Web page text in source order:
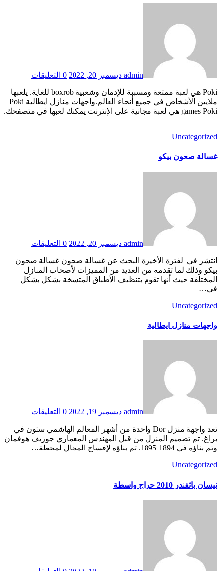
admin ديسمبر 20, 2022 0 التعليقات
Poki هي لعبة ممتعة ومسببة للإدمان وشعبية boxrob للغاية. يلعبها
ملايين الأشخاص في جميع أنحاء العالم.واجهات منازل ايطالية Poki
games Poki هي لعبة مجانية على الإنترنت يمكنك لعبها في متصفحك.
…
Uncategorized
غسالة صحون بيكو
admin ديسمبر 20, 2022 0 التعليقات
بيكو وذلك لما تقدمه من العديد من المميزات لأصحاب المنازل
المختلفة حيث أنها تقوم بتنظيف الأطباق المتسخة بشكل بشكل
في…
Uncategorized
واجهات منازل ايطالية
admin ديسمبر 19, 2022 0 التعليقات
تعد واجهة منزل Dor واحدة من أشهر المعالم الهاشمي ستون في
براغ. تم تصميم المنزل من قبل المهندس المعماري جوزيف هوفمان
وتم بناؤه في 1894-1895. تم بناؤه لإفساح المجال لمحطة…
Uncategorized
نيسان باثفندر 2010 حراج واسطة